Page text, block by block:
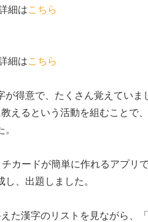
細はこちら
細はこちら
が得意で、たくさん覚えていま
えるという活動を組むことで
カードが簡単に作れるアプリで
、出題しました。
えた漢字のリストを見ながら、